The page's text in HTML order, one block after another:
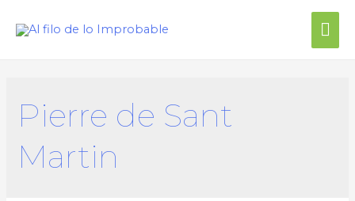
Pierre de Sant
Martin